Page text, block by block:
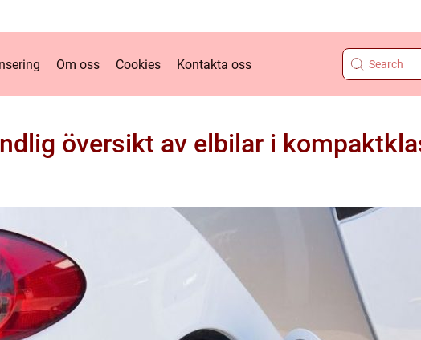
Om oss Cookies Kontakta oss
översikt av elbilar i